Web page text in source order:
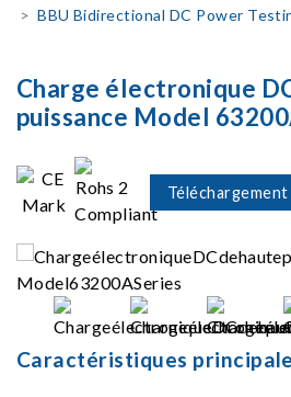
BBU Bidirectional DC Power
Charge électronique
puissance Model
Caractéristiques